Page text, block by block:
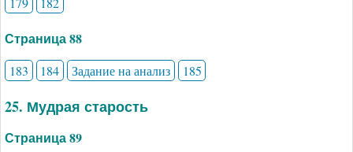
Страница 88
183 184 Задание на анализ 185
25. Мудрая старость
Страница 89